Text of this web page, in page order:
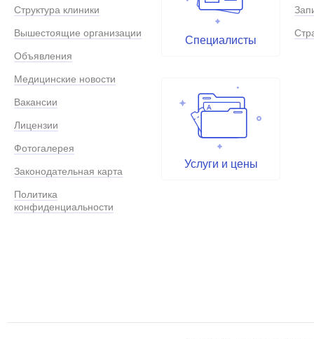
Структура клиники
Вышестоящие организации
Объявления
Медицинские новости
Вакансии
Лицензии
Фотогалерея
Законодательная карта
Политика
конфиденциальности
Специалисты
Услуги и цены